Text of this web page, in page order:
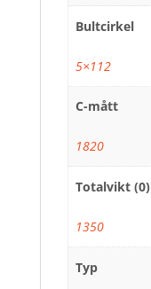
Bultcirkel
5×112
C-mått
1820
Totalvikt (0)
1350
Typ